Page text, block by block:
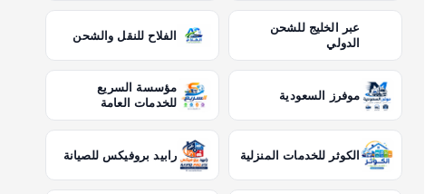
عبر الخليج للشحن
الدولي
الفلاح للنقل والشحن
موفرز السعودية
مؤسسة السريع
للخدمات العامة
الكوثر للخدمات المنزلية رابيد بروفيكس للصيانة